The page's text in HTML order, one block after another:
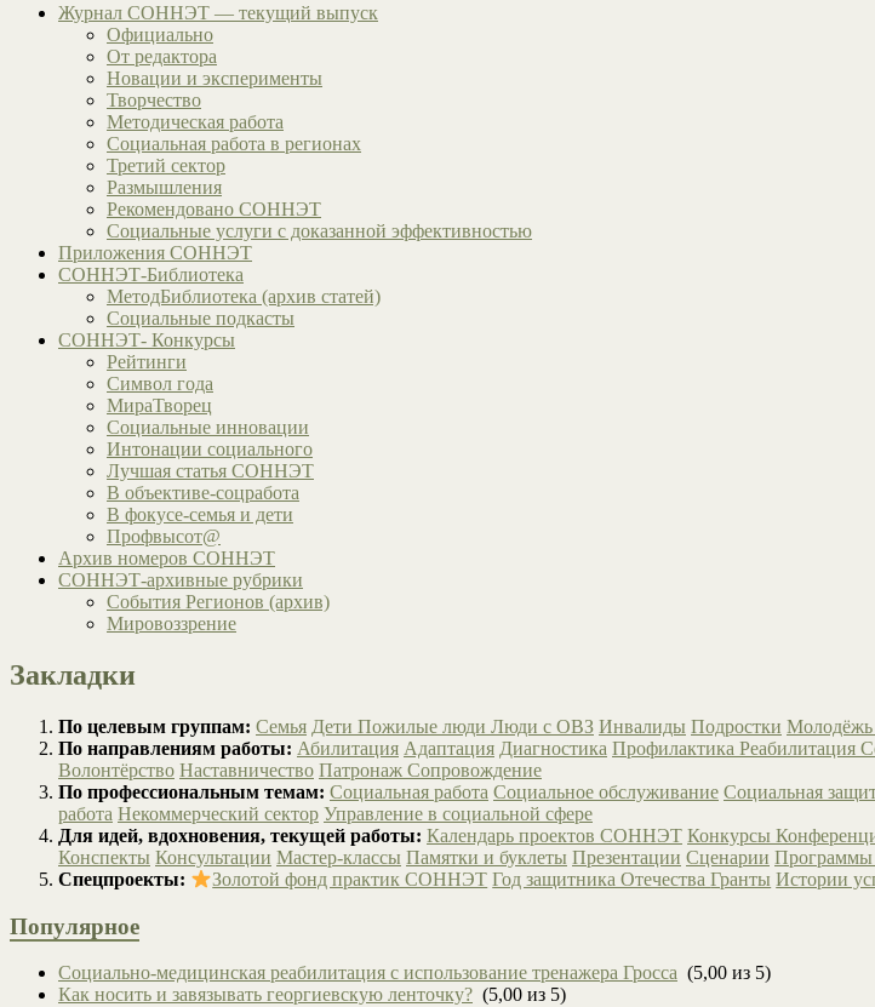
Журнал СОННЭТ — текущий выпуск
Официально
От редактора
Новации и эксперименты
Творчество
Методическая работа
Социальная работа в регионах
Третий сектор
Размышления
Рекомендовано СОННЭТ
Социальные услуги с доказанной эффективностью
Приложения СОННЭТ
СОННЭТ-Библиотека
МетодБиблиотека (архив статей)
Социальные подкасты
СОННЭТ- Конкурсы
Рейтинги
Символ года
МираТворец
Социальные инновации
Интонации социального
Лучшая статья СОННЭТ
В объективе-соцработа
В фокусе-семья и дети
Профвысот@
Архив номеров СОННЭТ
СОННЭТ-архивные рубрики
События Регионов (архив)
Мировоззрение
Закладки
По целевым группам: Семья Дети Пожилые люди Люди с ОВЗ Инвалиды Подростки Молодёжь
По направлениям работы: Абилитация Адаптация Диагностика Профилактика Реабилитация
Волонтёрство Наставничество Патронаж Сопровождение
По профессиональным темам: Социальная работа Социальное обслуживание Социальная
работа Некоммерческий сектор Управление в социальной сфере
Для идей, вдохновения, текущей работы: Календарь проектов СОННЭТ Конкурсы
Конспекты Консультации Мастер-классы Памятки и буклеты Презентации Сценарии Программы
Спецпроекты:
Золотой фонд практик СОННЭТ Год защитника ОтечестваГранты Истории
Популярное
Социально-медицинская реабилитация с использование тренажера Гросса (5,00 из 5)
Как носить и завязывать георгиевскую ленточку? (5,00 из 5)